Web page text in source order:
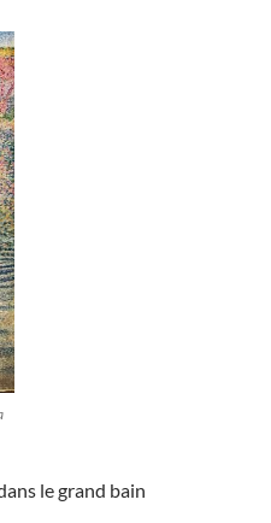
le grand bain